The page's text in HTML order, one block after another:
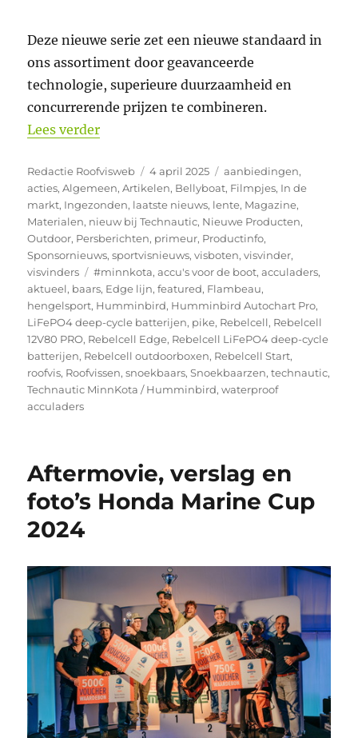
Deze nieuwe serie zet een nieuwe standaard in
ons assortiment door geavanceerde
technologie, superieure duurzaamheid en
concurrerende prijzen te combineren.
Lees verder“Rebelcell introduceert de EDGE lijn”
Auteur
Redactie Roofvisweb
Geplaatst
op
4 april 2025 Categorieën
aanbiedingen,
acties,Algemeen,Artikelen, Bellyboat, Filmpjes, In de
markt, Ingezonden, laatste nieuws, lente, Magazine,
Materialen, nieuw bij Technautic, Nieuwe Producten,
Outdoor, Persberichten, primeur, Productinfo,
Sponsornieuws,sportvisnieuws,visboten,visvinder,
visvinders
Tags
#minnkota,accu's voor de boot,acculaders,
aktueel, baars, Edge lijn,featured, Flambeau,
hengelsport, Humminbird, Humminbird Autochart Pro,
LiFePO4 deep-cycle batterijen, pike, Rebelcell, Rebelcell
12V80 PRO, Rebelcell Edge, Rebelcell LiFePO4 deep-cycle
batterijen, Rebelcell outdoorboxen, Rebelcell Start,
roofvis, Roofvissen,snoekbaars,Snoekbaarzen,technautic,
Technautic MinnKota / Humminbird,waterproof
acculaders
Aftermovie, verslag en
foto’s Honda Marine Cup
2024